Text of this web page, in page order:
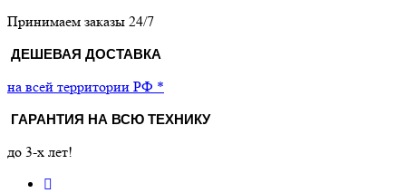
Принимаем заказы 24/7
ДЕШЕВАЯ ДОСТАВКА
на всей территории РФ *
ГАРАНТИЯ НА ВСЮ ТЕХНИКУ
до 3-х лет!